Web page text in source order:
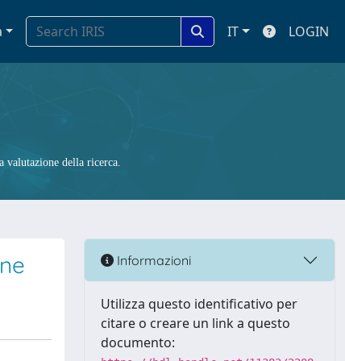
IT LOGIN
valutazione della ricerca.
Informazioni
Utilizza questo identificativo per
citare o creare un link a questo
documento: